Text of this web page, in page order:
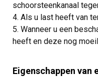
schoorsteenkanaal
Als u last heeft van
Wanneer u een
heeft en deze nog
Eigenschappen van